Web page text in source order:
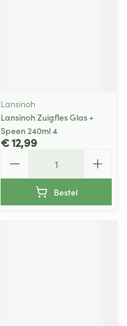
Lansinoh
Lansinoh Zuigfles Glas +
Speen 240ml 4
€ 12,99
Bestel